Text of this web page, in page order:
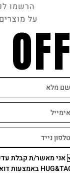
הרשמו
על
אני מאשר/ת קבלת